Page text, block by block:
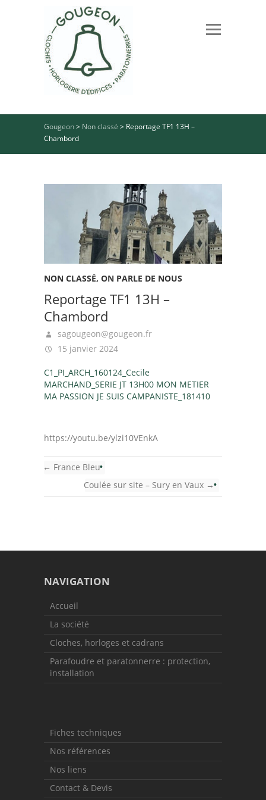
Gougeon> Non classé > Reportage TF1 13H –
Chambord
NON CLASSÉ, ON PARLE DE NOUS
Reportage TF1 13H –
Chambord
sagougeon@gougeon.fr
15 janvier 2024
C1_PI_ARCH_160124_Cecile
MARCHAND_SERIE JT 13H00 MON METIER
MA PASSION JE SUIS CAMPANISTE_181410
https://youtu.be/ylzi10VEnkA
← France Bleu
Coulée sur site – Sury en Vaux →
NAVIGATION
Accueil
La société
Cloches, horloges et cadrans
Parafoudre et paratonnerre : protection,
installation
Fiches techniques
Nos références
Nos liens
Contact & Devis